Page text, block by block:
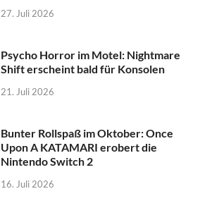
27. Juli 2026
Psycho Horror im Motel: Nightmare
Shift erscheint bald für Konsolen
21. Juli 2026
Bunter Rollspaß im Oktober: Once
Upon A KATAMARI erobert die
Nintendo Switch 2
16. Juli 2026